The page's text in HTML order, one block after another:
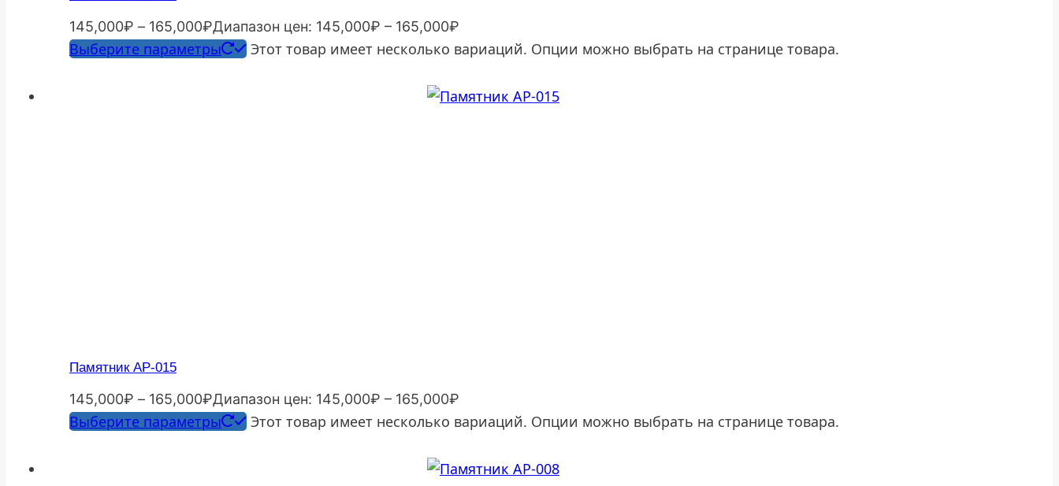
145,000₽ – 165,000₽Диапазон цен: 145,000₽ – 165,000₽
Выберите параметры Этот товар имеет несколько вариаций. Опции можно выбрать на странице товара.
Памятник АР-015
145,000₽ – 165,000₽Диапазон цен: 145,000₽ – 165,000₽
Выберите параметры Этот товар имеет несколько вариаций. Опции можно выбрать на странице товара.